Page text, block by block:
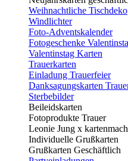
Weihnachtliche Tischdeko
Windlichter
Foto-Adventskalender
Fotogeschenke
Valentinstag Karten
Trauerkarten
Einladung Trauerfeier
Danksagungskarten
Sterbebilder
Beileidskarten
Fotoprodukte Trauer
Leonie Jung x
Individuelle Grußkarten
Grußkarten Geschäftlich